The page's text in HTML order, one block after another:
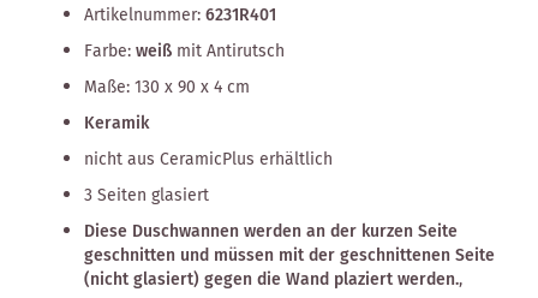
Artikelnummer:6231R401
Farbe:weiß mit Antirutsch
Maße: 130 x 90 x 4 cm
Keramik
nicht aus CeramicPlus erhältlich
3 Seiten glasiert
Diese Duschwannen werden an der kurzen Seite
geschnitten und müssen mit der geschnittenen Seite
(nicht glasiert) gegen die Wand plaziert werden.,